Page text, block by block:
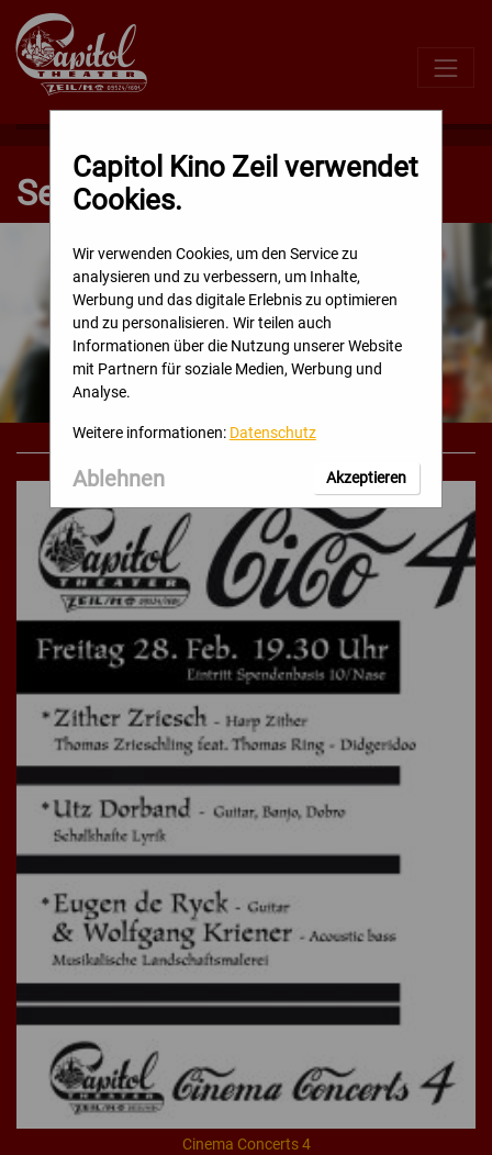
Direkt
zum
Inhalt
Senioren Kino
Cinema Concerts 4
Capitol Kino Zeil verwendet
Cookies.
Wir verwenden Cookies, um den Service zu
analysieren und zu verbessern, um Inhalte,
Werbung und das digitale Erlebnis zu optimieren
und zu personalisieren. Wir teilen auch
Informationen über die Nutzung unserer Website
mit Partnern für soziale Medien, Werbung und
Analyse.
Weitere informationen: Datenschutz
Ablehnen Akzeptieren